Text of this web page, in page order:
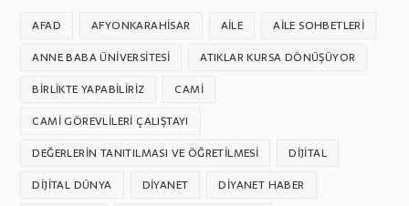
AFAD AFYONKARAHİSAR AILE
AILE SOHBETLERI
ANNE BABA ÜNIVERSITESI
ATIKLAR KURSA DÖNÜŞÜYOR
BIRLIKTE YAPABILIRIZ
CAMI
CAMI GÖREVLILERI ÇALIŞTAYI
DEĞERLERIN TANITILMASI VE ÖĞRETILMESI
DIJITAL
DIJITAL DÜNYA
DIYANET
DIYANET HABER